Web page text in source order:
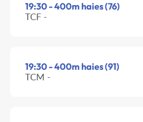
19:30 - 400m haies (76)
TCF -
19:30 - 400m haies (91)
TCM -